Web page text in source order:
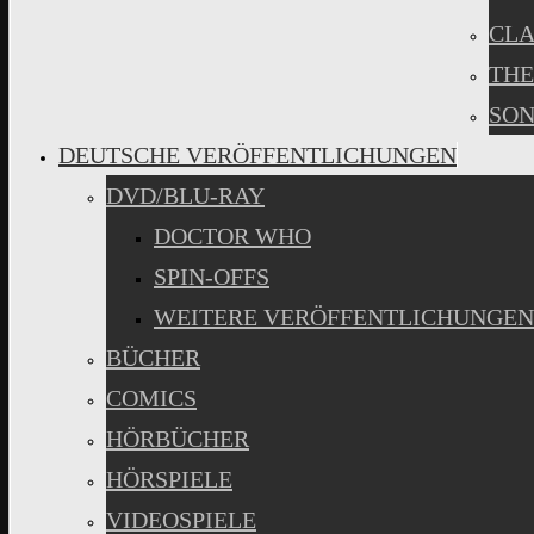
DEUTSCHE VERÖFFENTLICHUNGEN
DVD/BLU-RAY
DOCTOR WHO
SPIN-OFFS
WEITERE VERÖFFENTLICHUNGEN
BÜCHER
COMICS
HÖRBÜCHER
HÖRSPIELE
VIDEOSPIELE